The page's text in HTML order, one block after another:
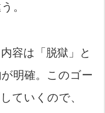
。
容は「脱獄」と
明確。このゴー
ていくので、